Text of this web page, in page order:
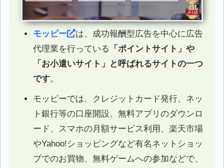
モッピー
は、成功報酬型広告を中心に広告
代理業を行っている 「ポイントサイト」や
「お小遣いサイト」と呼ばれるサイトの一つ
です。
モッピーでは、クレジットカード発行、ネッ
ト銀行等の口座開設、無料アプリのダウンロ
ード、スマホの月額サービス利用、楽天市場
やYahoo!ショッピングなど有名ネットショッ
プでのお買物、無料ゲームへの参加などで、